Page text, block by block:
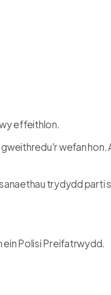
effeithlon.
wefan hon.
trydydd parti
ein Polisi Preifatrwydd.